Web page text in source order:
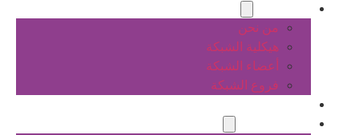
من نحن
هيكلية الشبكة
أعضاء الشبكة
فروع الشبكة